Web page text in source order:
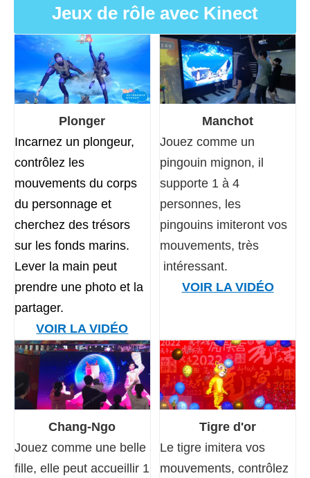
Jeux de rôle avec Kinect
Plonger
Incarnez un plongeur,
contrôlez les
mouvements du corps
du personnage et
cherchez des trésors
sur les fonds marins.
Lever la main peut
prendre une photo et la
partager.
VOIR LA VIDÉO
Manchot
Jouez comme un
pingouin mignon, il
supporte 1 à 4
personnes, les
pingouins imiteront vos
mouvements, très
intéressant.
VOIR LA VIDÉO
Chang-Ngo
Jouez comme une belle
fille, elle peut accueillir 1
Tigre d'or
Le tigre imitera vos
mouvements, contrôlez